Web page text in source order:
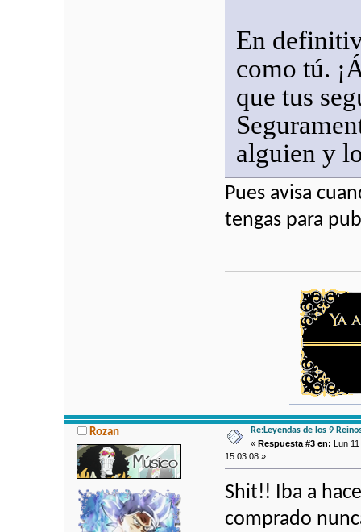
En
como tú.
que tus
alguien y
Pues avisa
tengas para
Rozan
Re:Leyendas de los 9
«Respuesta #3 en: Lun
15:03:08 »
Shit!! Iba a
comprado